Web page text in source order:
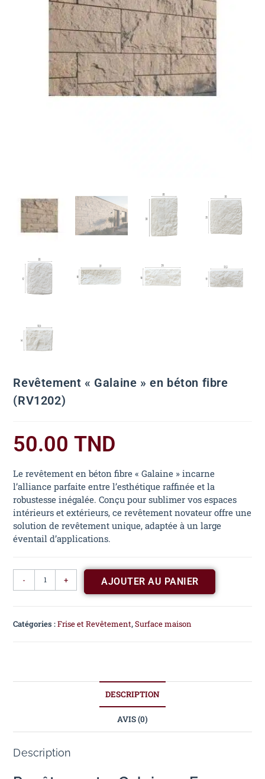
Revêtement « Galaine » en béton fibre
(RV1202)
50.00TND
Le revêtement en béton fibre « Galaine » incarne
l’alliance parfaite entre l’esthétique raffinée et la
robustesse inégalée. Conçu pour sublimer vos espaces
intérieurs et extérieurs, ce revêtement novateur offre une
solution de revêtement unique, adaptée à un large
éventail d’applications.
- + AJOUTER AU PANIER
Catégories :Frise et Revêtement,Surface maison
DESCRIPTION
AVIS (0)
Description